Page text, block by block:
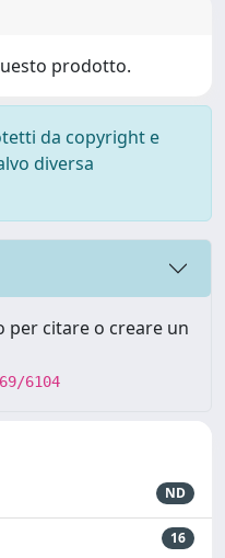
prodotto.
da copyright e
diversa
per citare o creare un
6104
ND
16